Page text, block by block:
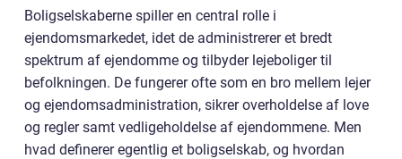
Boligselskaberne spiller en central rolle i
ejendomsmarkedet, idet de administrerer et bredt
spektrum af ejendomme og tilbyder lejeboliger til
befolkningen. De fungerer ofte som en bro mellem lejer
og ejendomsadministration, sikrer overholdelse af love
og regler samt vedligeholdelse af ejendommene. Men
hvad definerer egentlig et boligselskab, og hvordan